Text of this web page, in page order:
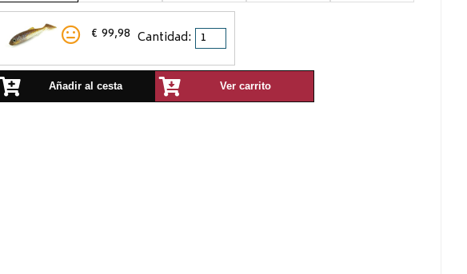
€ 99,98 Cantidad:
Añadir al cesta Ver carrito